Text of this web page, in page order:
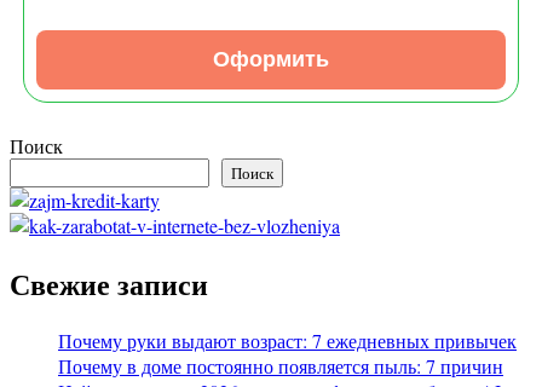
Оформить
Поиск
Поиск
Свежие записи
Почему руки выдают возраст: 7 ежедневных привычек
Почему в доме постоянно появляется пыль: 7 причин